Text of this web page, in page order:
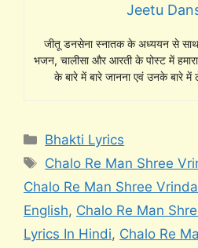
Jeetu
जीतू डनसेना स्नातक के अध्ययन से
भजन, चालीसा और आरती के पोस्ट में
के बारे में बारे जानना एवं उनके बारे
Categories
Bhakti Lyrics
Tags
Chalo Re Man Shree
Chalo Re Man Shree
English, Chalo Re Man
Lyrics In Hindi, Chalo Re